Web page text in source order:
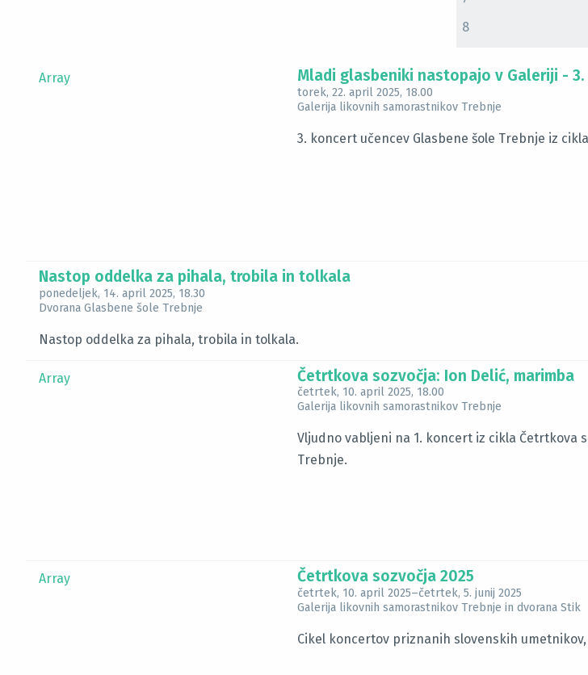
8
Array Mladi glasbeniki nastopajo v Galeriji -
torek, 22. april 2025, 18.00
Galerija likovnih samorastnikov Trebnje
3. koncert učencev Glasbene šole Trebnje iz
Nastop oddelka za pihala, trobila in tolkala
ponedeljek, 14. april 2025, 18.30
Dvorana Glasbene šole Trebnje
Nastop oddelka za pihala, trobila in tolkala.
Array Četrtkova sozvočja: Ion Delić, marimba
četrtek, 10. april 2025, 18.00
Galerija likovnih samorastnikov Trebnje
Vljudno vabljeni na 1. koncert iz cikla Četrtkova
Trebnje.
Array Četrtkova sozvočja 2025
četrtek, 10. april 2025–četrtek, 5. junij 2025
Galerija likovnih samorastnikov Trebnje in dvorana Stik
Cikel koncertov priznanih slovenskih